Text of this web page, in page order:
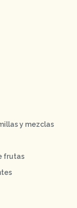
y mezclas
frutas